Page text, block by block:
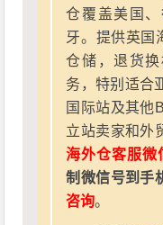
仓覆盖美国
牙。提供英国
仓储，退货
务，特别适合
国际站及其他
立站卖家和外
海外仓客服微
制微信号到手
咨询。